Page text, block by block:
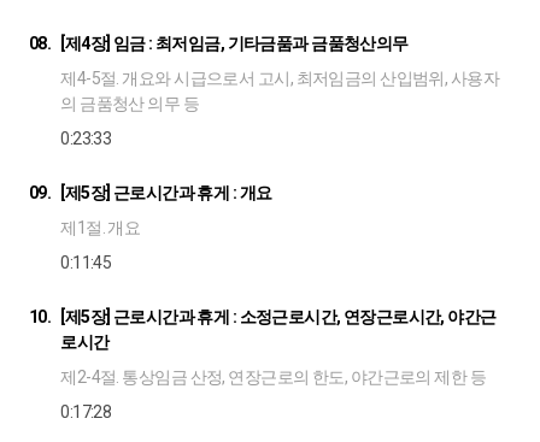
08.
[제4장] 임금 : 최저임금, 기타금품과 금품청산의무
제4-5절. 개요와 시급으로서 고시, 최저임금의 산입범위, 사용자
의 금품청산 의무 등
0:23:33
09.
[제5장] 근로시간과 휴게 : 개요
제1절. 개요
0:11:45
10.
[제5장] 근로시간과 휴게 : 소정근로시간, 연장근로시간, 야간근
로시간
제2-4절. 통상임금 산정, 연장근로의 한도, 야간근로의 제한 등
0:17:28